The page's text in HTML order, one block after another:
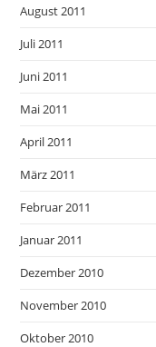
August 2011
Juli 2011
Juni 2011
Mai 2011
April 2011
März 2011
Februar 2011
Januar 2011
Dezember 2010
November 2010
Oktober 2010